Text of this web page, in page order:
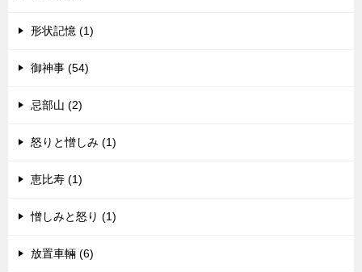
形状記憶 (1)
御神事 (54)
忌部山 (2)
怒りと憎しみ (1)
恵比寿 (1)
憎しみと怒り (1)
放置車輛 (6)